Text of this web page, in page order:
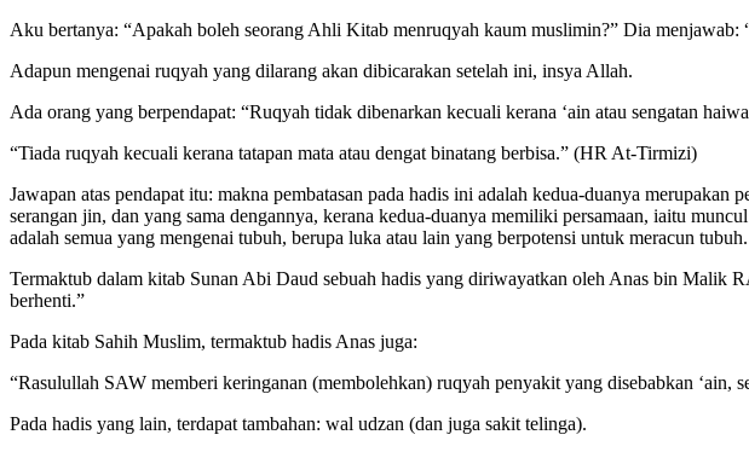
Aku bertanya: “Apakah boleh seorang Ahli Kitab menruqyah kaum muslimin?” Dia
Adapun mengenai ruqyah yang dilarang akan dibicarakan setelah ini, insya Allah.
Ada orang yang berpendapat: “Ruqyah tidak dibenarkan kecuali kerana ‘ain atau sengatan
“Tiada ruqyah kecuali kerana tatapan mata atau dengat binatang berbisa.” (HR At-Tirmizi)
Jawapan atas pendapat itu: makna pembatasan pada hadis ini adalah kedua-duanya
serangan jin, dan yang sama dengannya, kerana kedua-duanya memiliki persamaan, iaitu
adalah semua yang mengenai tubuh, berupa luka atau lain yang berpotensi untuk meracun tubuh.
Termaktub dalam kitab Sunan Abi Daud sebuah hadis yang diriwayatkan oleh Anas bin Malik
berhenti.”
Pada kitab Sahih Muslim, termaktub hadis Anas juga:
“Rasulullah SAW memberi keringanan (membolehkan) ruqyah penyakit yang disebabkan ‘ain,
Pada hadis yang lain, terdapat tambahan: wal udzan (dan juga sakit telinga).